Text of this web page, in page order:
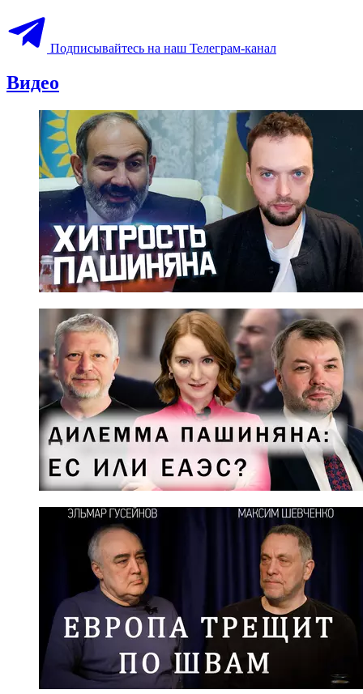
Подписывайтесь на наш Телеграм-канал
Видео